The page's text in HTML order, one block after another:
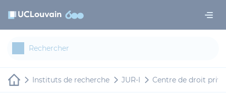
Instituts de recherche JUR-I Centre de droit privé